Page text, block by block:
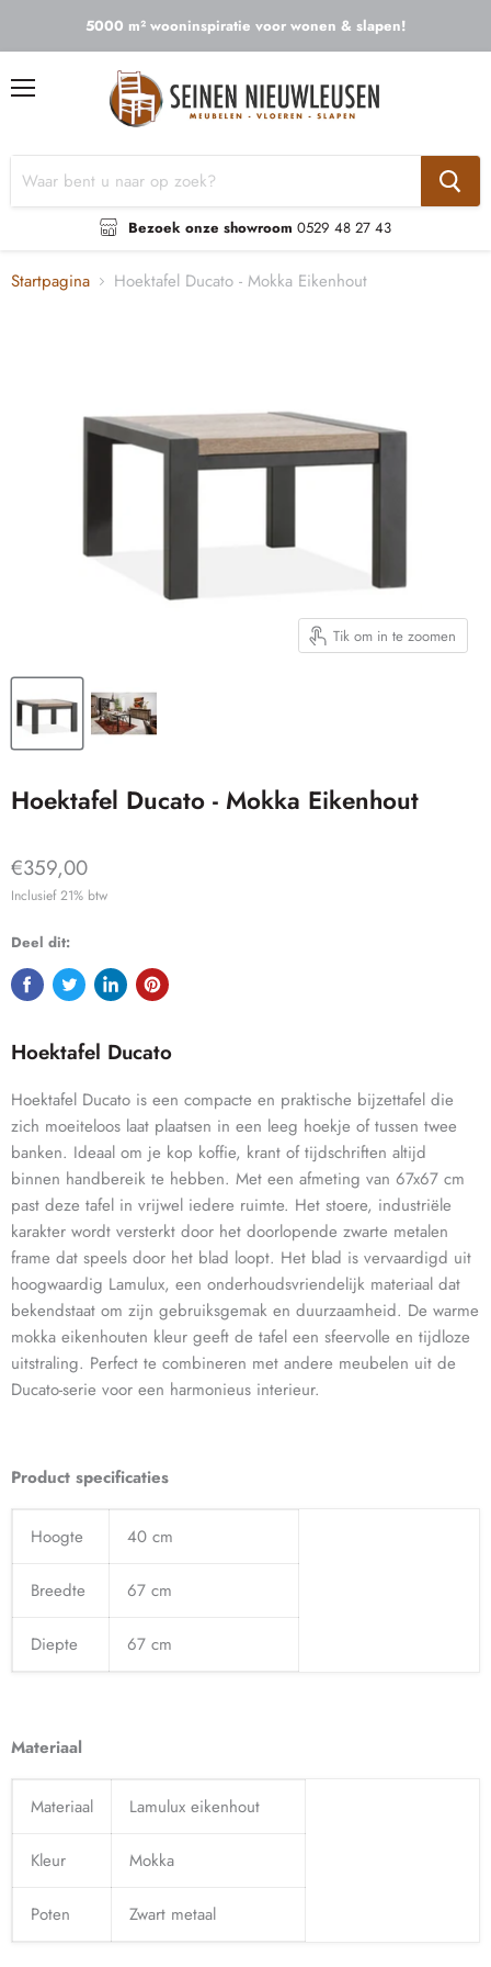
5000 m² wooninspiratie voor wonen & slapen!
Bezoek onze showroom 0529 48 27 43
Startpagina Hoektafel Ducato - Mokka Eikenhout
Tik om in te zoomen
Hoektafel Ducato - Mokka Eikenhout
€359,00
Inclusief 21% btw
Deel dit:
Hoektafel Ducato
Hoektafel Ducato is een compacte en praktische bijzettafel die
zich moeiteloos laat plaatsen in een leeg hoekje of tussen twee
banken. Ideaal om je kop koffie, krant of tijdschriften altijd
binnen handbereik te hebben. Met een afmeting van 67x67 cm
past deze tafel in vrijwel iedere ruimte. Het stoere, industriële
karakter wordt versterkt door het doorlopende zwarte metalen
frame dat speels door het blad loopt. Het blad is vervaardigd uit
hoogwaardig Lamulux, een onderhoudsvriendelijk materiaal dat
bekendstaat om zijn gebruiksgemak en duurzaamheid. De warme
mokka eikenhouten kleur geeft de tafel een sfeervolle en tijdloze
uitstraling. Perfect te combineren met andere meubelen uit de
Ducato-serie voor een harmonieus interieur.
Product specificaties
Hoogte 40 cm
Breedte 67 cm
Diepte 67 cm
Materiaal
Materiaal Lamulux eikenhout
Kleur Mokka
Poten Zwart metaal